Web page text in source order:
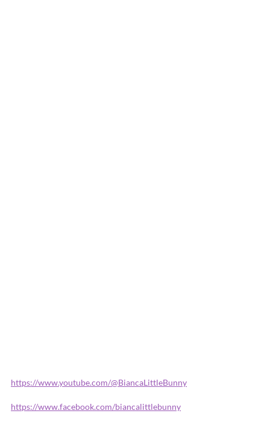
https://www.youtube.com/@BiancaLittleBunny
https://www.facebook.com/biancalittlebunny